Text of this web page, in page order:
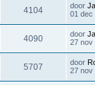
4104 door
01 dec
4090 door
27 nov
5707 door
27 nov